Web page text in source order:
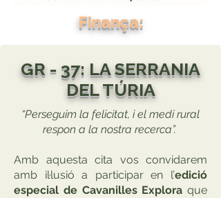
Finança:
GR - 37: LA SERRANIA
DEL TÚRIA
“Perseguim la felicitat, i el medi rural
respon a la nostra recerca”.
Amb aquesta cita vos convidarem
amb il·lusió a participar en l’edició
especial de Cavanilles Explora que